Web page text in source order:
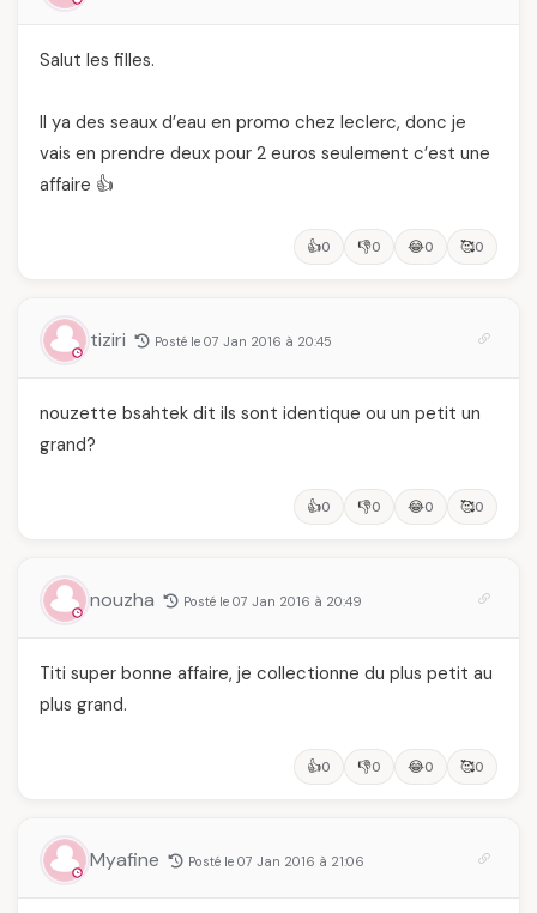
Salut les filles.
Il ya des seaux d’eau en promo chez leclerc, donc je
vais en prendre deux pour 2 euros seulement c’est une
affaire 👍
👍0 👎0 😂0 🥰0
tiziri Posté le 07 Jan 2016 à 20:45
nouzette bsahtek dit ils sont identique ou un petit un
grand?
👍0 👎0 😂0 🥰0
nouzha Posté le 07 Jan 2016 à 20:49
Titi super bonne affaire, je collectionne du plus petit au
plus grand.
👍0 👎0 😂0 🥰0
Myafine Posté le 07 Jan 2016 à 21:06